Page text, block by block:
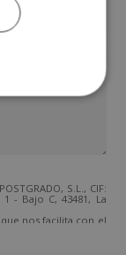
S.L., CIF:
- Bajo C, 43481, La
nos facilita con el
que fueran de su